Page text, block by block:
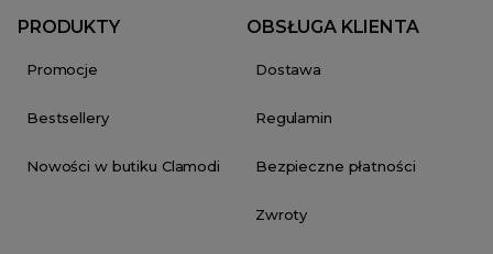
PRODUKTY
Promocje
Bestsellery
Nowości w butiku Clamodi
OBSŁUGA KLIENTA
Dostawa
Regulamin
Bezpieczne płatności
Zwroty